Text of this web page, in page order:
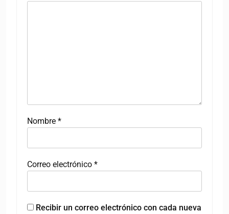
Nombre *
Correo electrónico *
Recibir un correo electrónico con cada nueva